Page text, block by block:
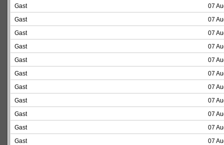
Gast
07
Gast
07
Gast
07
Gast
07
Gast
07
Gast
07
Gast
07
Gast
07
Gast
07
Gast
07
Gast
07